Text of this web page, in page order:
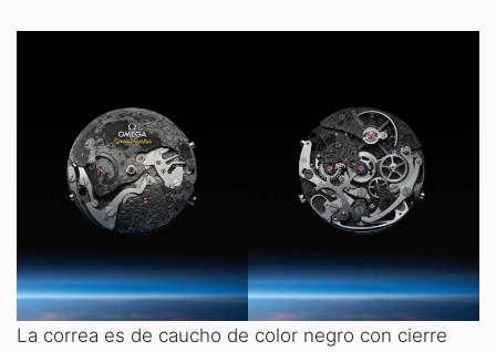
La correa es de caucho de color negro con cierre